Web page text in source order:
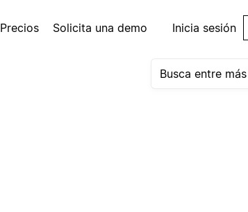
Precios Solicita una demo Inicia sesión